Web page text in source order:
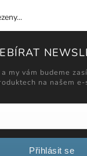
my vám budeme
na našem e-
Přihlásit se